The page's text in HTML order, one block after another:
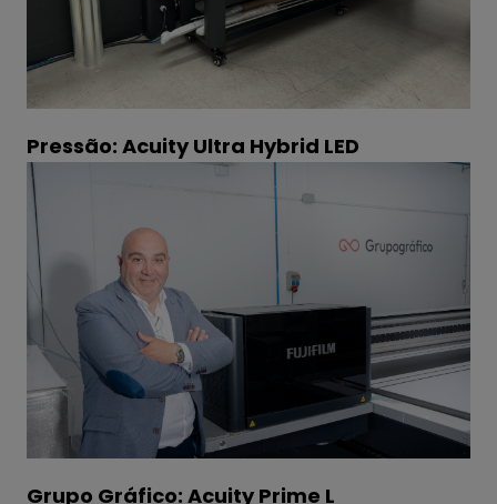
Pressão: Acuity Ultra Hybrid LED
Grupo Gráfico: Acuity Prime L